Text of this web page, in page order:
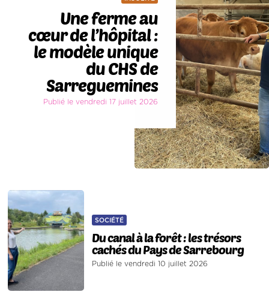
Une ferme au
cœur de l’hôpital :
le modèle unique
du CHS de
Sarreguemines
Publié le vendredi 17 juillet 2026
SOCIÉTÉ
Du canal à la forêt : les trésors
cachés du Pays de Sarrebourg
Publié le vendredi 10 juillet 2026